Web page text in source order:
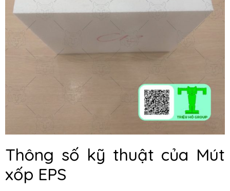
Thông số kỹ thuật của Mút
xốp EPS